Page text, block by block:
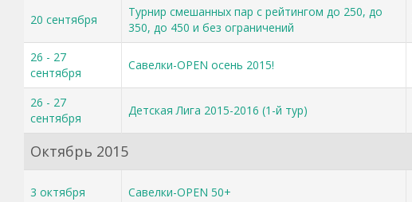
20 сентября
Турнир смешанных пар с рейтингом до 250, до
350, до 450 и без ограничений
26 - 27
сентября
Савелки-OPEN осень 2015!
26 - 27
сентября
Детская Лига 2015-2016 (1-й тур)
Октябрь 2015
3 октября Савелки-OPEN 50+